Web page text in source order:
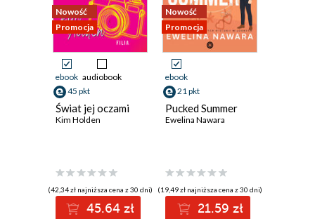
Nowość
Promocja
ebook audiobook
45 pkt
Świat jej oczami
Kim Holden
(42,34 zł najniższa cena z 30 dni)
45.64 zł
Nowość
Promocja
ebook
21 pkt
Pucked Summer
Ewelina Nawara
(19,49 zł najniższa cena z 30 dni)
21.59 zł